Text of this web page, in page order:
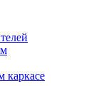
каркасе